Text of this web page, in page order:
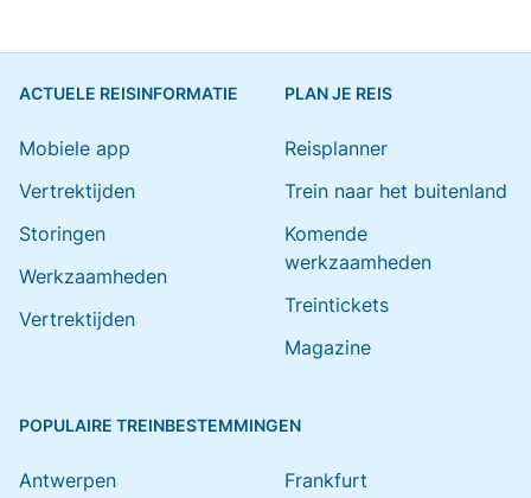
ACTUELE REISINFORMATIE
Mobiele app
Vertrektijden
Storingen
Werkzaamheden
Vertrektijden
PLAN JE REIS
Reisplanner
Trein naar het buitenland
Komende
werkzaamheden
Treintickets
Magazine
POPULAIRE TREINBESTEMMINGEN
Antwerpen
Frankfurt